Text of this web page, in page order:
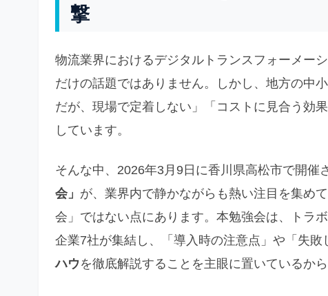
撃
物流業界におけるデジタルトランスフォーメー
だけの話題ではありません。しかし、地方の中
だが、現場で定着しない」「コストに見合う効
しています。
そんな中、2026年3月9日に香川県高松市で開催
会」 が、業界内で静かながらも熱い注目を集め
会」ではない点にあります。本勉強会は、トラ
企業7社が集結し、「導入時の注意点」や「失
ハウを徹底解説することを主眼に置いているから